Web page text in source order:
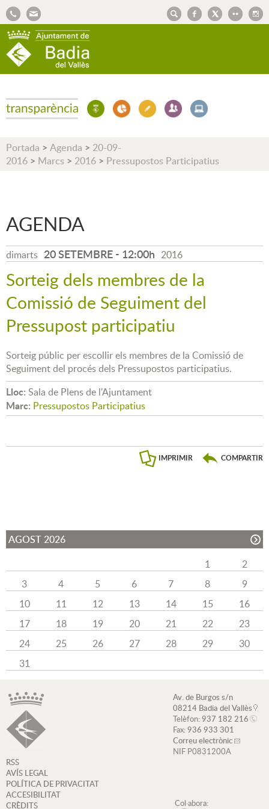
Portada > Agenda > 20-09-
2016 > Marcs > 2016 > Pressupostos Participatius
AGENDA
dimarts 20 SETEMBRE - 12:00h 2016
Sorteig dels membres de la
Comissió de Seguiment del
Pressupost participatiu
Sorteig públic per escollir els membres de la Comissió de
Seguiment del procés dels Pressupostos participatius.
Lloc: Sala de Plens de l'Ajuntament
Marc: Pressupostos Participatius
IMPRIMIR COMPARTIR
AGOST 2026
1
2
3
4 5 6 7 8
9
10
11 12 13 14 15
16
17
18 19 20 21 22
23
24
25 26 27 28 29
30
31
Av. de Burgos s/n
08214 Badia del Vallès
Telèfon:937 182 216
Fax:936 933 301
Correu electrònic
NIF P0831200A
RSS
AVÍS LEGAL
POLÍTICA DE PRIVACITAT
ACCESIBILITAT
CRÈDITS
Col·abora: